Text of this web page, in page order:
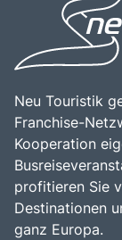
Neu Touristik
Franchise-
Kooperation
profitieren Sie
Destinationen
ganz Europa.